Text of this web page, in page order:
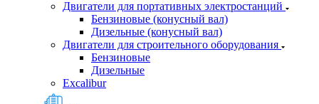
Двигатели для портативных электростанций
Бензиновые (конусный вал)
Дизельные (конусный вал)
Двигатели для строительного оборудования
Бензиновые
Дизельные
Excalibur